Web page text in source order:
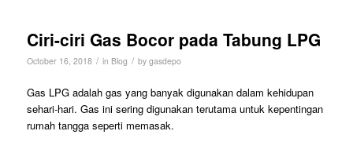
Ciri-ciri Gas Bocor pada Tabung LPG
October 16, 2018 / in Blog / by gasdepo
Gas LPG adalah gas yang banyak digunakan dalam kehidupan
sehari-hari. Gas ini sering digunakan terutama untuk kepentingan
rumah tangga seperti memasak.